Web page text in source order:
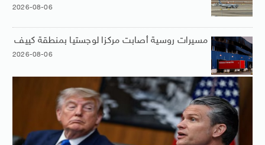
2026-08-06
مسيرات روسية أصابت مركزا لوجستيا بمنطقة كييف
2026-08-06